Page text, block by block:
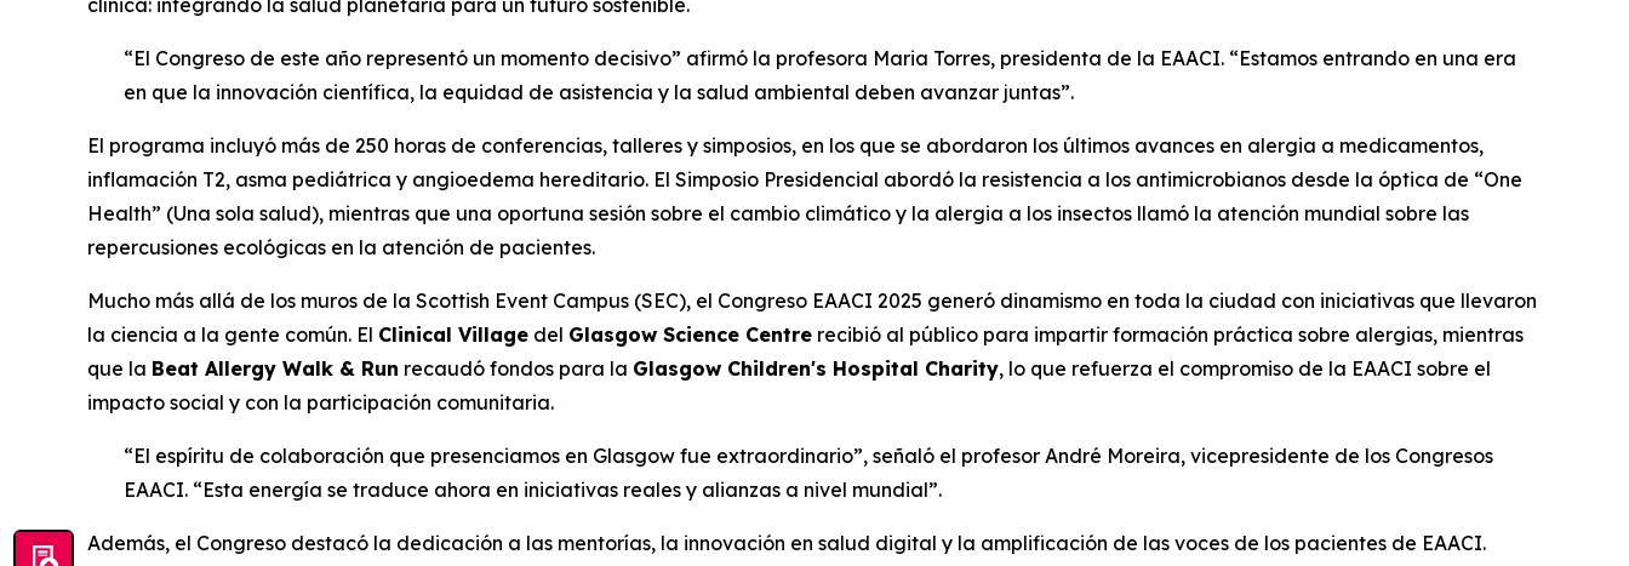
clínica: integrando la salud planetaria para un futuro sostenible.
“El Congreso de este año representó un momento decisivo” afirmó la profesora Maria Torres, presidenta de la EAACI. “Estamos entrando en una era
en que la innovación científica, la equidad de asistencia y la salud ambiental deben avanzar juntas”.
El programa incluyó más de 250 horas de conferencias, talleres y simposios, en los que se abordaron los últimos avances en alergia a medicamentos,
inflamación T2, asma pediátrica y angioedema hereditario. El Simposio Presidencial abordó la resistencia a los antimicrobianos desde la óptica de “One
Health” (Una sola salud), mientras que una oportuna sesión sobre el cambio climático y la alergia a los insectos llamó la atención mundial sobre las
repercusiones ecológicas en la atención de pacientes.
Mucho más allá de los muros de la Scottish Event Campus (SEC), el Congreso EAACI 2025 generó dinamismo en toda la ciudad con iniciativas que llevaron
la ciencia a la gente común. El Clinical Village del Glasgow Science Centre recibió al público para impartir formación práctica sobre alergias, mientras
que la Beat Allergy Walk & Run recaudó fondos para la Glasgow Children's Hospital Charity, lo que refuerza el compromiso de la EAACI sobre el
impacto social y con la participación comunitaria.
“El espíritu de colaboración que presenciamos en Glasgow fue extraordinario”, señaló el profesor André Moreira, vicepresidente de los Congresos
EAACI. “Esta energía se traduce ahora en iniciativas reales y alianzas a nivel mundial”.
Además, el Congreso destacó la dedicación a las mentorías, la innovación en salud digital y la amplificación de las voces de los pacientes de EAACI.